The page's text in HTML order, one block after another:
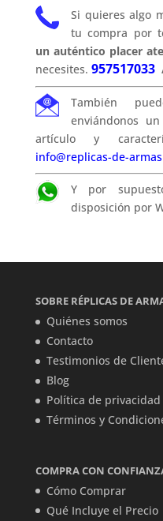
Si quieres algo
tu compra por
un auténtico placer
necesites. 957517033
También
enviándonos
artículo y
info@replicas-de-
Y por
disposición por
SOBRE RÉPLICAS DE
Quiénes somos
Contacto
Testimonios de
Blog
Política de privacidad
Términos y
COMPRA CON
Cómo Comprar
Qué Incluye el Precio